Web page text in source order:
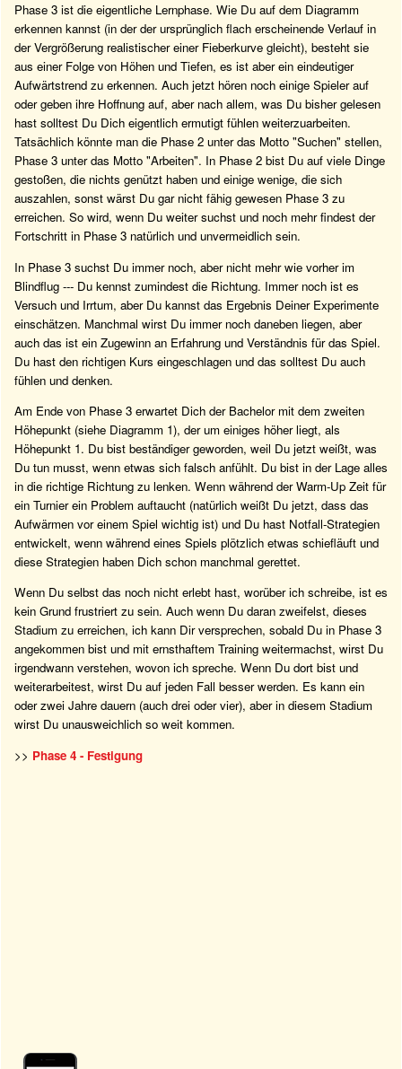
Phase 3 ist die eigentliche Lernphase. Wie Du auf dem Diagramm
erkennen kannst (in der der ursprünglich flach erscheinende Verlauf in
der Vergrößerung realistischer einer Fieberkurve gleicht), besteht sie
aus einer Folge von Höhen und Tiefen, es ist aber ein eindeutiger
Aufwärtstrend zu erkennen. Auch jetzt hören noch einige Spieler auf
oder geben ihre Hoffnung auf, aber nach allem, was Du bisher gelesen
hast solltest Du Dich eigentlich ermutigt fühlen weiterzuarbeiten.
Tatsächlich könnte man die Phase 2 unter das Motto "Suchen" stellen,
Phase 3 unter das Motto "Arbeiten". In Phase 2 bist Du auf viele Dinge
gestoßen, die nichts genützt haben und einige wenige, die sich
auszahlen, sonst wärst Du gar nicht fähig gewesen Phase 3 zu
erreichen. So wird, wenn Du weiter suchst und noch mehr findest der
Fortschritt in Phase 3 natürlich und unvermeidlich sein.
In Phase 3 suchst Du immer noch, aber nicht mehr wie vorher im
Blindflug --- Du kennst zumindest die Richtung. Immer noch ist es
Versuch und Irrtum, aber Du kannst das Ergebnis Deiner Experimente
einschätzen. Manchmal wirst Du immer noch daneben liegen, aber
auch das ist ein Zugewinn an Erfahrung und Verständnis für das Spiel.
Du hast den richtigen Kurs eingeschlagen und das solltest Du auch
fühlen und denken.
Am Ende von Phase 3 erwartet Dich der Bachelor mit dem zweiten
Höhepunkt (siehe Diagramm 1), der um einiges höher liegt, als
Höhepunkt 1. Du bist beständiger geworden, weil Du jetzt weißt, was
Du tun musst, wenn etwas sich falsch anfühlt. Du bist in der Lage alles
in die richtige Richtung zu lenken. Wenn während der Warm-Up Zeit für
ein Turnier ein Problem auftaucht (natürlich weißt Du jetzt, dass das
Aufwärmen vor einem Spiel wichtig ist) und Du hast Notfall-Strategien
entwickelt, wenn während eines Spiels plötzlich etwas schiefläuft und
diese Strategien haben Dich schon manchmal gerettet.
Wenn Du selbst das noch nicht erlebt hast, worüber ich schreibe, ist es
kein Grund frustriert zu sein. Auch wenn Du daran zweifelst, dieses
Stadium zu erreichen, ich kann Dir versprechen, sobald Du in Phase 3
angekommen bist und mit ernsthaftem Training weitermachst, wirst Du
irgendwann verstehen, wovon ich spreche. Wenn Du dort bist und
weiterarbeitest, wirst Du auf jeden Fall besser werden. Es kann ein
oder zwei Jahre dauern (auch drei oder vier), aber in diesem Stadium
wirst Du unausweichlich so weit kommen.
>> Phase 4 - Festigung